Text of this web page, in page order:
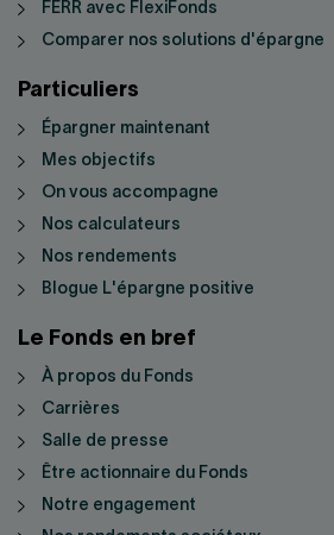
FERR avec FlexiFonds
Comparer nos solutions d'épargne
Particuliers
Épargner maintenant
Mes objectifs
On vous accompagne
Nos calculateurs
Nos rendements
Blogue L'épargne positive
Le Fonds en bref
À propos du Fonds
Carrières
Salle de presse
Être actionnaire du Fonds
Notre engagement